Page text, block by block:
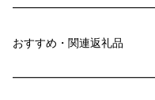
おすすめ・関連返礼品